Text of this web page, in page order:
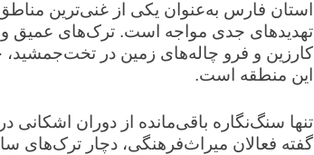
استان فارس به‌عنوان یکی از غنی‌ترین مناطق
تهدیدهای جدی مواجه است. ترک‌های عمیق و
کارزین و فرو چاله‌های زمین در
این منطقه است.
تنها سنگ‌نگاره باقی‌مانده از دوران اشکانی
گفته فعالان میراث‌فرهنگی، دچار ترک‌های